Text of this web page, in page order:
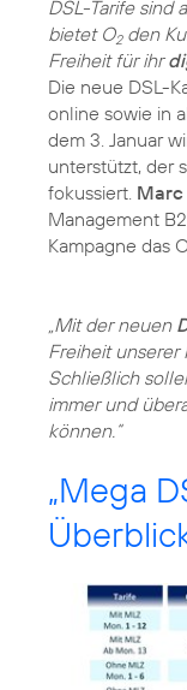
DSL-Tarife sind
bietet O2den
Freiheit für ihr
Die neue DSL-
online sowie in
dem 3. Januar
unterstützt, der
fokussiert. Marc
Management
Kampagne das
„Mit der neuen
Freiheit unserer
Schließlich
immer und
können.“
„Mega